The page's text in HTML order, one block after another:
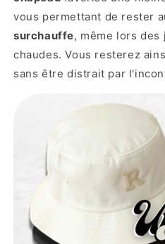
vous permettant de rester
surchauffe, même lors
chaudes. Vous resterez
sans être distrait par